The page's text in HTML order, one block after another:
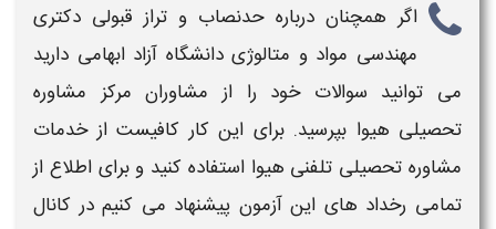
اگر همچنان درباره حدنصاب و تراز قبولی دکتری
مهندسی مواد و متالوژی دانشگاه آزاد ابهامی دارید
می توانید سوالات خود را از مشاوران مرکز مشاوره
تحصیلی هیوا بپرسید. برای این کار کافیست از خدمات
مشاوره تحصیلی تلفنی هیوا استفاده کنید و برای اطلاع از
تمامی رخداد های این آزمون پیشنهاد می کنیم در کانال